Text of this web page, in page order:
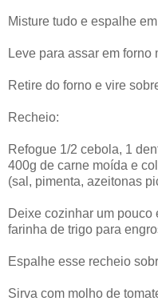
Misture tudo e espalhe
Leve para assar em
Retire do forno e vire
Recheio:
Refogue 1/2 cebola, 1
400g de carne moída e
(sal, pimenta, azeitonas
Deixe cozinhar um pouco
farinha de trigo para
Espalhe esse recheio
Sirva com molho de